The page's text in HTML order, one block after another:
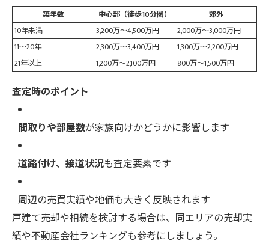
築年数 中心部（徒歩10分圏）
郊外
10年未満
3,200万～4,500万円
2,000万～3,000万円
11～20年
2,300万～3,400万円
1,300万～2,200万円
21年以上
1,200万～2,100万円 800万～1,500万円
査定時のポイント
間取りや部屋数が家族向けかどうかに影響します
道路付け、接道状況も査定要素です
周辺の売買実績や地価も大きく反映されます
戸建て売却や相続を検討する場合は、同エリアの売却実
績や不動産会社ランキングも参考にしましょう。